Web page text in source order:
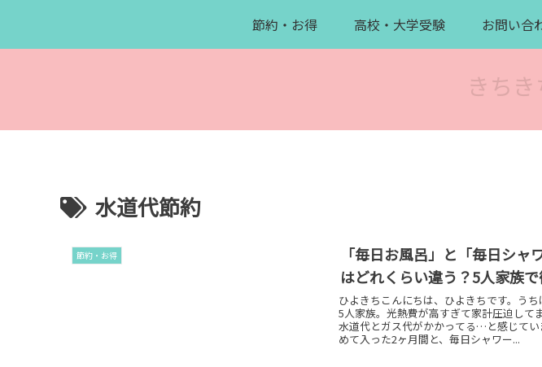
きち
節約・お得 高校・大学受験 お問い合
水道代節約
節約・お得
「毎日お風呂」と「毎日シ
はどれくらい違う？5人家族で
ひよきちこんにちは、ひよきちです。う
5人家族。光熱費が高すぎて家計圧迫して
水道代とガス代がかかってる…と感じて
めて入った2ヶ月間と、毎日シャワー...